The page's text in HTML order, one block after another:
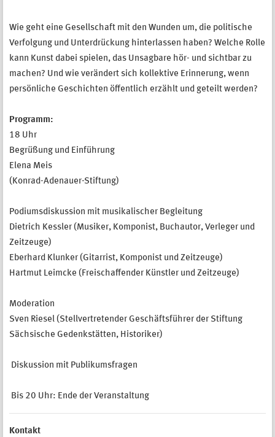
Wie geht eine Gesellschaft mit den Wunden um, die politische
Verfolgung und Unterdrückung hinterlassen haben? Welche Rolle
kann Kunst dabei spielen, das Unsagbare hör- und sichtbar zu
machen? Und wie verändert sich kollektive Erinnerung, wenn
persönliche Geschichten öffentlich erzählt und geteilt werden?
Programm:
18 Uhr
Begrüßung und Einführung
Elena Meis
(Konrad-Adenauer-Stiftung)
Podiumsdiskussion mit musikalischer Begleitung
Dietrich Kessler (Musiker, Komponist, Buchautor, Verleger und
Zeitzeuge)
Eberhard Klunker (Gitarrist, Komponist und Zeitzeuge)
Hartmut Leimcke (Freischaffender Künstler und Zeitzeuge)
Moderation
Sven Riesel (Stellvertretender Geschäftsführer der Stiftung
Sächsische Gedenkstätten, Historiker)
Diskussion mit Publikumsfragen
Bis 20 Uhr: Ende der Veranstaltung
Kontakt